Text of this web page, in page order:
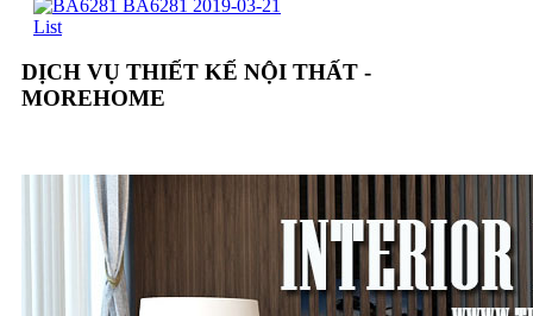
BA6281 2019-03-21
List
DỊCH VỤ THIẾT KẾ NỘI THẤT -
MOREHOME